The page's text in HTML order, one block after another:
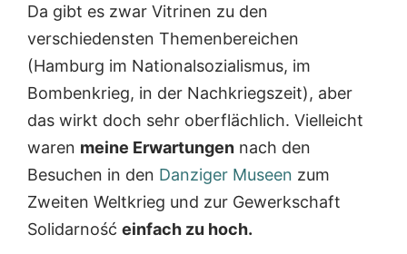
Da gibt es zwar Vitrinen zu den
verschiedensten Themenbereichen
(Hamburg im Nationalsozialismus, im
Bombenkrieg, in der Nachkriegszeit), aber
das wirkt doch sehr oberflächlich. Vielleicht
waren meine Erwartungen nach den
Besuchen in den Danziger Museen zum
Zweiten Weltkrieg und zur Gewerkschaft
Solidarność einfach zu hoch.